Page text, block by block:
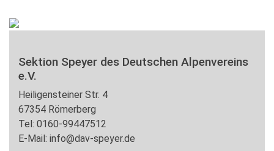
Sektion Speyer des Deutschen Alpenvereins
e.V.
Heiligensteiner Str. 4
67354 Römerberg
Tel: 0160-99447512
E-Mail: info@dav-speyer.de